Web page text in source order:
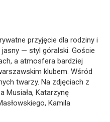
przyjęcie dla rodziny i
jasny — styl góralski. Goście
a atmosfera bardziej
klubem. Wśród
twarzy. Na zdjęciach z
Musiała, Katarzynę
Kamila